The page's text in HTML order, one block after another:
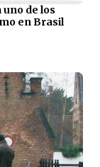
de los
en Brasil